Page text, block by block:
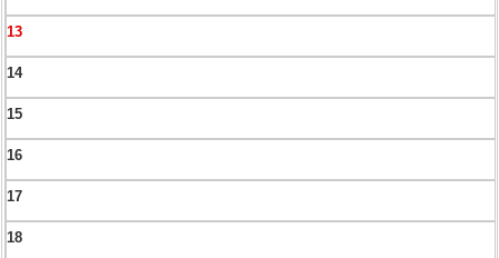
13
14
15
16
17
18